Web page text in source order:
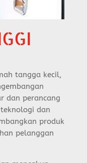
tangga kecil,
dan perancang
dan
produk
pelanggan